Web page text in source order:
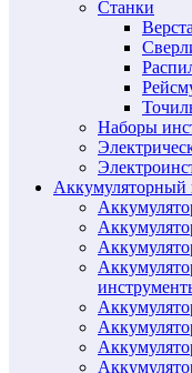
Станки
Наборы
Аккумуляторный